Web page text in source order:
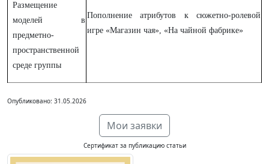
Размещение
моделей в
предметно-
пространственной
среде группы
Пополнение атрибутов к сюжетно-ролевой
игре «Магазин чая», «На чайной фабрике»
Опубликовано: 31.05.2026
Мои заявки
Сертификат за публикацию статьи